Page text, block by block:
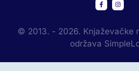
© 2013. - 2026. Knjaževačke
održava